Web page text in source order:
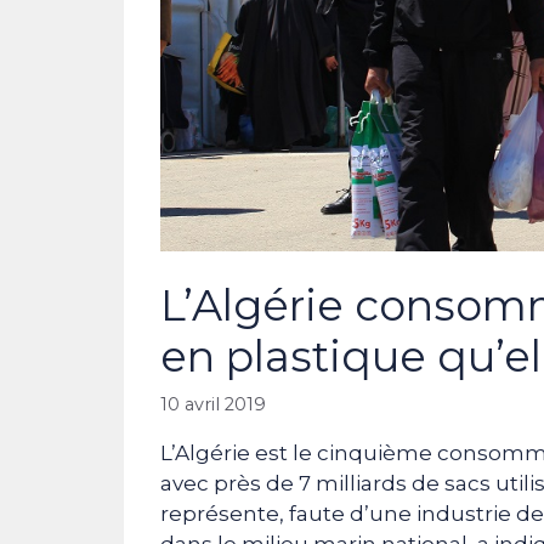
L’Algérie
en plastique
10 avril 2019
L’Algérie est le cinquième
avec près de 7 milliards de sacs
représente, faute d’une industrie